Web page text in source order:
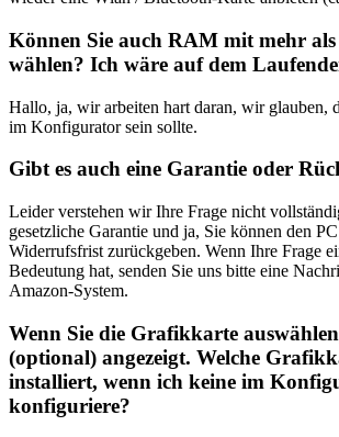
Können Sie auch RAM mit mehr
wählen? Ich wäre auf dem
Hallo, ja, wir arbeiten hart daran, wir glauben,
im Konfigurator sein sollte.
Gibt es auch eine Garantie oder
Leider verstehen wir Ihre Frage nicht
gesetzliche Garantie und ja, Sie können den
Widerrufsfrist zurückgeben. Wenn Ihre Frage
Bedeutung hat, senden Sie uns bitte eine
Amazon-System.
Wenn Sie die Grafikkarte
(optional) angezeigt. Welche
installiert, wenn ich keine im
konfiguriere?